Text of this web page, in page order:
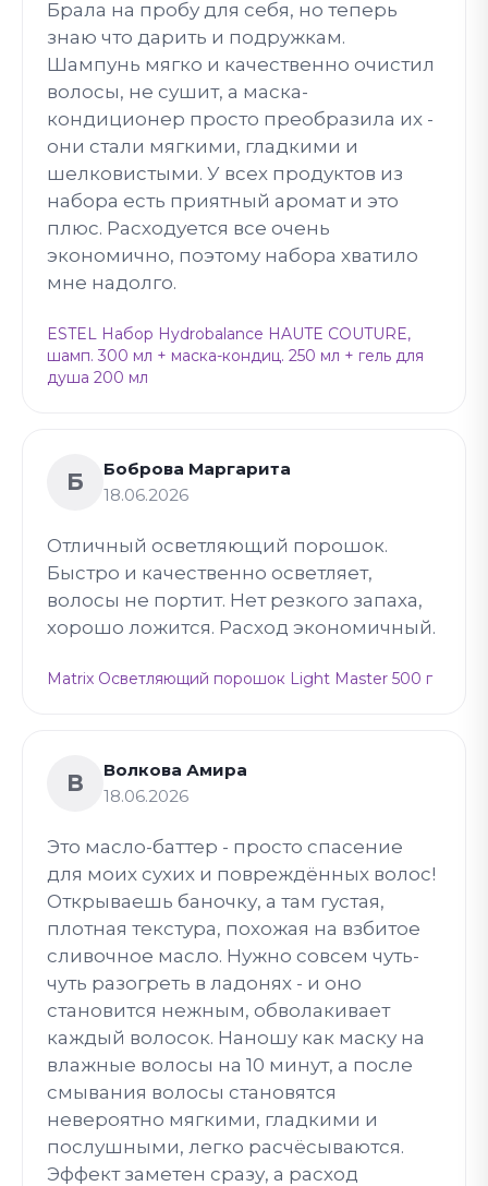
Брала на пробу для себя, но теперь
знаю что дарить и подружкам.
Шампунь мягко и качественно очистил
волосы, не сушит, а маска-
кондиционер просто преобразила их -
они стали мягкими, гладкими и
шелковистыми. У всех продуктов из
набора есть приятный аромат и это
плюс. Расходуется все очень
экономично, поэтому набора хватило
мне надолго.
ESTEL Набор Hydrobalance HAUTE COUTURE,
шамп. 300 мл + маска-кондиц. 250 мл + гель для
душа 200 мл
Б
Боброва Маргарита
18.06.2026
Отличный осветляющий порошок.
Быстро и качественно осветляет,
волосы не портит. Нет резкого запаха,
хорошо ложится. Расход экономичный.
Matrix Осветляющий порошок Light Master 500 г
В
Волкова Амира
18.06.2026
Это масло-баттер - просто спасение
для моих сухих и повреждённых волос!
Открываешь баночку, а там густая,
плотная текстура, похожая на взбитое
сливочное масло. Нужно совсем чуть-
чуть разогреть в ладонях - и оно
становится нежным, обволакивает
каждый волосок. Наношу как маску на
влажные волосы на 10 минут, а после
смывания волосы становятся
невероятно мягкими, гладкими и
послушными, легко расчёсываются.
Эффект заметен сразу, а расход